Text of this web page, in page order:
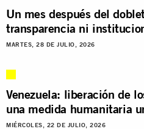
Un mes después del
transparencia ni
MARTES, 28 DE JULIO, 2026
Venezuela: liberación de
una medida humanitaria
MIÉRCOLES, 22 DE JULIO, 2026